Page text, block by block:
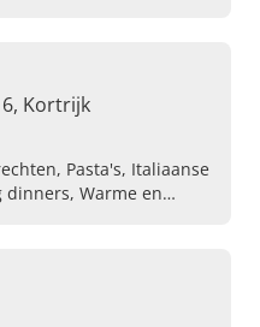
Kortrijk
Pasta's, Italiaanse
Warme en